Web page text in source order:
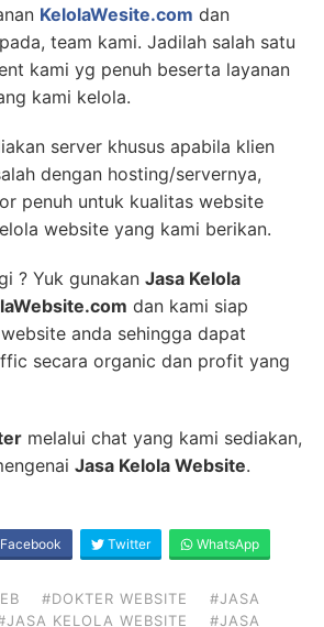
KelolaWesite.com dan
team kami. Jadilah salah satu
kami yg penuh beserta layanan
kami kelola.
server khusus apabila klien
dengan hosting/servernya,
penuh untuk kualitas website
website yang kami berikan.
? Yuk gunakan Jasa Kelola
dan kami siap
anda sehingga dapat
secara organic dan profit yang
melalui chat yang kami sediakan,
Jasa Kelola Website.
Facebook Twitter WhatsApp
#DOKTER WEBSITE
#JASA
KELOLA WEBSITE
#JASA